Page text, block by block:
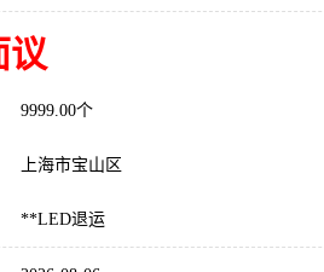
议
9999.00个
上海市宝山区
**LED退运